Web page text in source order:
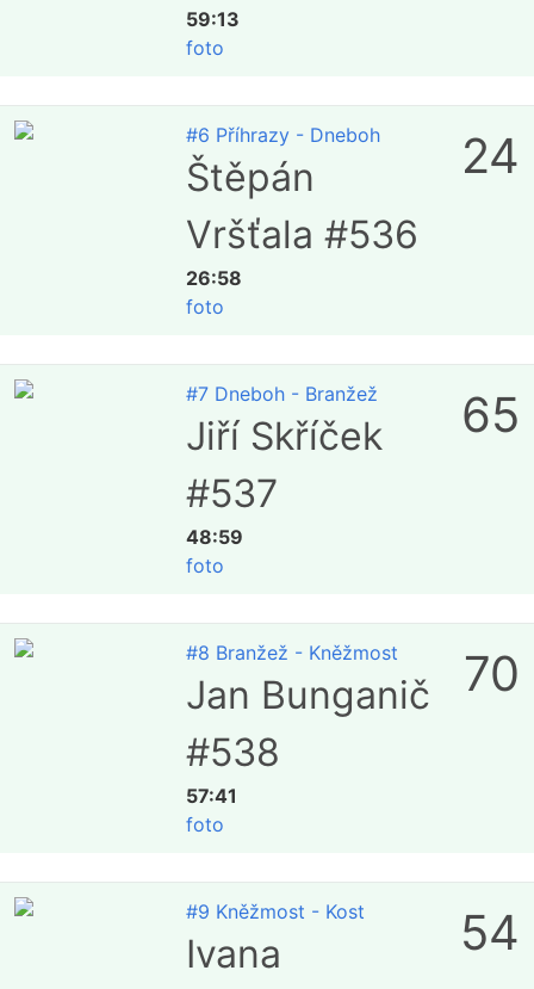
59:13
foto
#6 Příhrazy - Dneboh
Štěpán
Vršťala #536
26:58
foto
24
#7 Dneboh - Branžež
Jiří Skříček
#537
48:59
foto
65
#8 Branžež - Kněžmost
Jan Bunganič
#538
57:41
foto
70
#9 Kněžmost - Kost
Ivana
54